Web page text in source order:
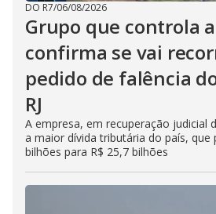
DO R7/06/08/2026
Grupo que controla
confirma se vai
pedido de falência
RJ
A empresa, em recuperação judicial
a maior dívida tributária do país, que
bilhões para R$ 25,7 bilhões